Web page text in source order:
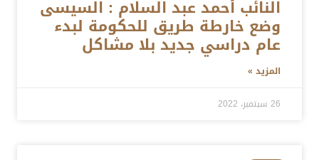
النائب أحمد عبد السلام : السيسى
وضع خارطة طريق للحكومة لبدء
عام دراسي جديد بلا مشاكل
المزيد »
26 سبتمبر، 2022